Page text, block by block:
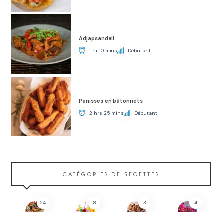
Adjapsandali
1 hr 10 mins Débutant
Panisses en bâtonnets
2 hrs 25 mins Débutant
CATÉGORIES DE RECETTES
24 18 3 4